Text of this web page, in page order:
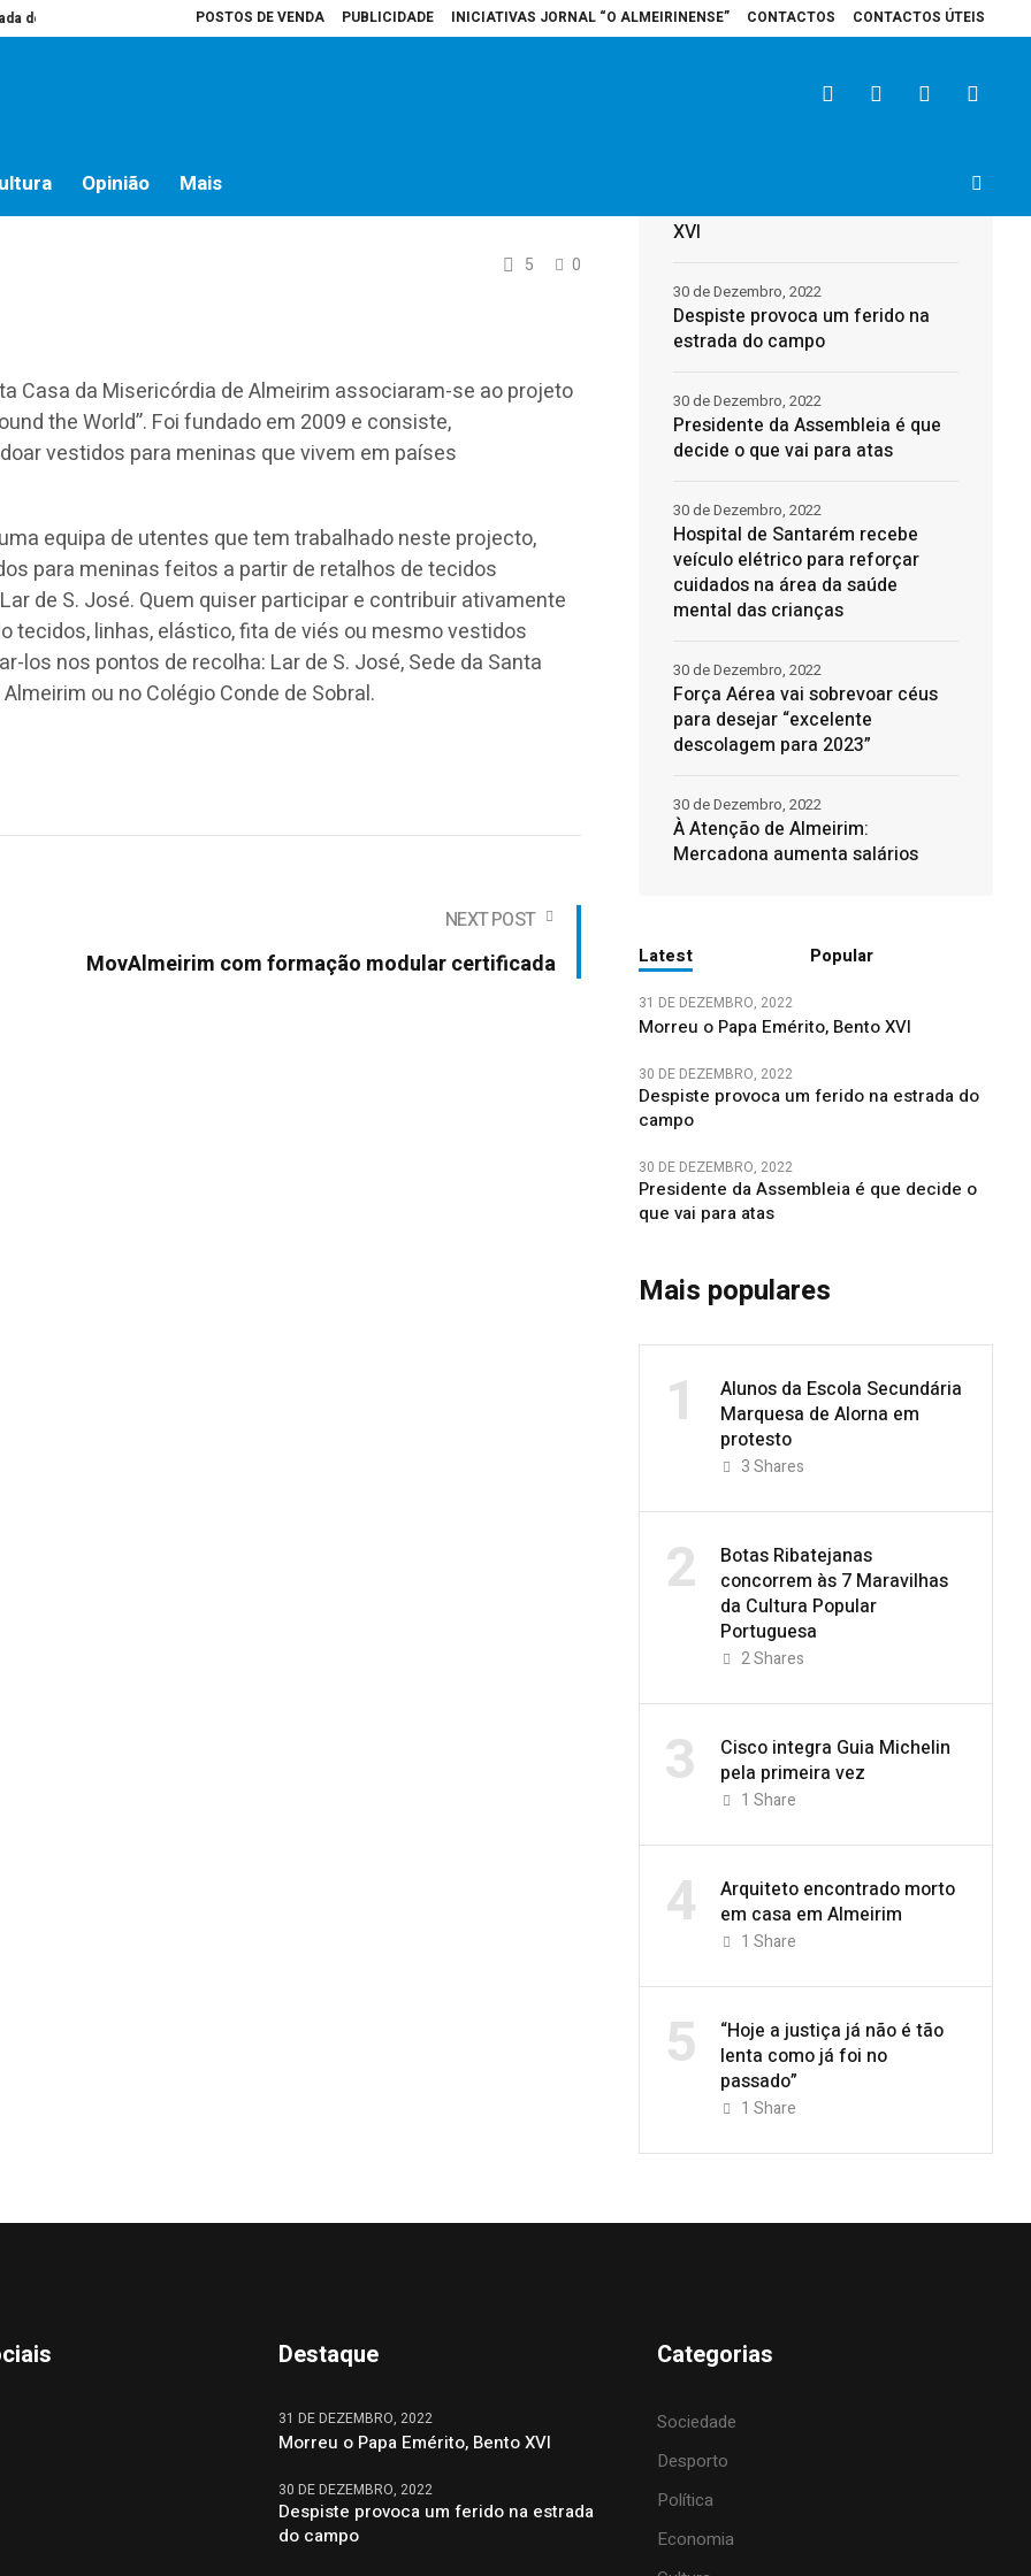
POSTOS DE VENDA PUBLICIDADE INICIATIVAS JORNAL “O ALMEIRINENSE” CONTACTOS CONTACTOS ÚTEIS
Presidente da Assembleia é que decide o que vai para atas Hospital de Santarém recebe veículo elétrico para reforçar cuidados na área
Opinião Mais
5 0
Casa da Misericórdia de Almeirim associaram-se ao projeto
the World”. Foi fundado em 2009 e consiste,
vestidos para meninas que vivem em países
equipa de utentes que tem trabalhado neste projecto,
para meninas feitos a partir de retalhos de tecidos
de S. José. Quem quiser participar e contribuir ativamente
tecidos, linhas, elástico, fita de viés ou mesmo vestidos
los nos pontos de recolha: Lar de S. José, Sede da Santa
ou no Colégio Conde de Sobral.
NEXT POST
MovAlmeirim com formação modular certificada
XVI
Despiste provoca um ferido na
estrada do campo
30 de Dezembro, 2022
Presidente da Assembleia é que
decide o que vai para atas
30 de Dezembro, 2022
Hospital de Santarém recebe
veículo elétrico para reforçar
cuidados na área da saúde
mental das crianças
30 de Dezembro, 2022
Força Aérea vai sobrevoar céus
para desejar “excelente
descolagem para 2023”
30 de Dezembro, 2022
À Atenção de Almeirim:
Mercadona aumenta salários
30 de Dezembro, 2022
Latest Popular
31 DE DEZEMBRO, 2022
Morreu o Papa Emérito, Bento XVI
30 DE DEZEMBRO, 2022
Despiste provoca um ferido na estrada do
campo
30 DE DEZEMBRO, 2022
Presidente da Assembleia é que decide o
que vai para atas
Mais populares
1
Alunos da Escola Secundária
Marquesa de Alorna em
protesto
3Shares
2
Botas Ribatejanas
concorrem às 7 Maravilhas
da Cultura Popular
Portuguesa
2Shares
3
Cisco integra Guia Michelin
pela primeira vez
1 Share
4
Arquiteto encontrado morto
em casa em Almeirim
1 Share
5
“Hoje a justiça já não é tão
lenta como já foi no
passado”
1 Share
Destaque
31 DE DEZEMBRO, 2022
Morreu o Papa Emérito, Bento XVI
30 DE DEZEMBRO, 2022
Despiste provoca um ferido na estrada
do campo
Categorias
Sociedade
Desporto
Política
Economia